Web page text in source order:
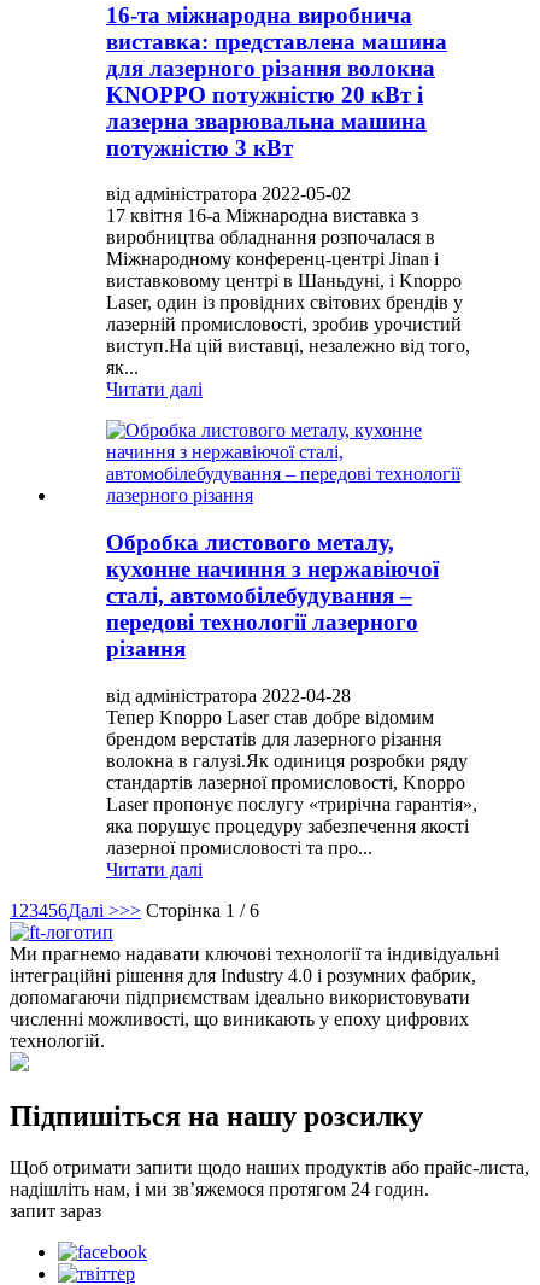
16-та міжнародна виробнича
виставка: представлена ​​машина
для лазерного різання волокна
KNOPPO потужністю 20 кВт і
лазерна зварювальна машина
потужністю 3 кВт
від адміністратора 2022-05-02
17 квітня 16-а Міжнародна виставка з
виробництва обладнання розпочалася в
Міжнародному конференц-центрі Jinan і
виставковому центрі в Шаньдуні, і Knoppo
Laser, один із провідних світових брендів у
лазерній промисловості, зробив урочистий
виступ.На цій виставці, незалежно від того,
як...
Читати далі
Обробка листового металу,
кухонне начиння з нержавіючої
сталі, автомобілебудування –
передові технології лазерного
різання
від адміністратора 2022-04-28
Тепер Knoppo Laser став добре відомим
брендом верстатів для лазерного різання
волокна в галузі.Як одиниця розробки ряду
стандартів лазерної промисловості, Knoppo
Laser пропонує послугу «трирічна гарантія»,
яка порушує процедуру забезпечення якості
лазерної промисловості та про...
Читати далі
1 23456Далі >>> Сторінка 1 / 6
Ми прагнемо надавати ключові технології та індивідуальні
інтеграційні рішення для Industry 4.0 і розумних фабрик,
допомагаючи підприємствам ідеально використовувати
численні можливості, що виникають у епоху цифрових
технологій.
Підпишіться на нашу розсилку
Щоб отримати запити щодо наших продуктів або прайс-листа,
надішліть нам, і ми зв’яжемося протягом 24 годин.
запит зараз